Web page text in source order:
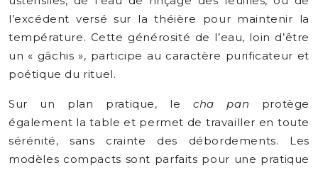
l’excédent versé sur la théière pour maintenir la
température. Cette générosité de l’eau, loin d’être
un « gâchis », participe au caractère purificateur et
poétique du rituel.
Sur un plan pratique, le cha pan protège
également la table et permet de travailler en toute
sérénité, sans crainte des débordements. Les
modèles compacts sont parfaits pour une pratique